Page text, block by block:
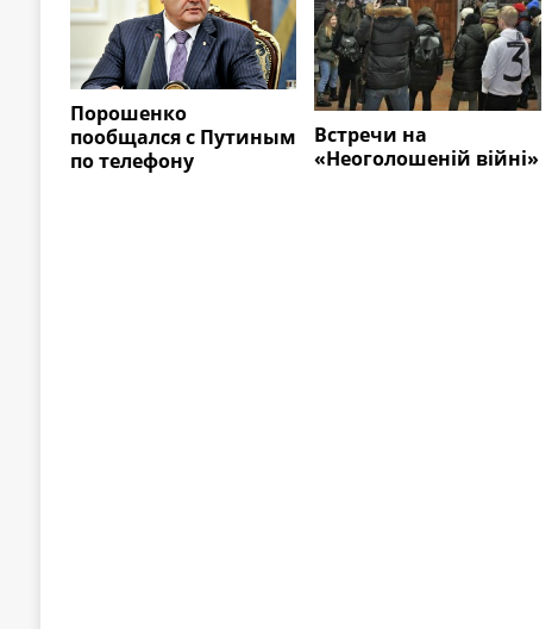
Порошенко
пообщался с Путиным
по телефону
Встречи на
«Неоголошеній війні»